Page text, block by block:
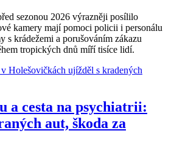
sezonou 2026 výrazněji posílilo
kamery mají pomoci policii i personálu
s krádežemi a porušováním zákazu
tropických dnů míří tisíce lidí.
a cesta na psychiatrii:
aut, škoda za